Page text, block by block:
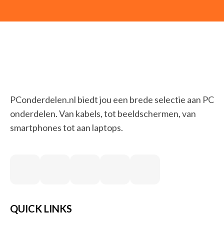
PConderdelen.nl biedt jou een brede selectie aan PC
onderdelen. Van kabels, tot beeldschermen, van
smartphones tot aan laptops.
QUICK LINKS